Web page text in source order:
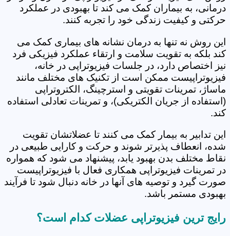
درمانی، به بیماران کمک می کند تا بهبودی در عملکرد
حرکتی و کیفیت زندگی خود را تجربه کنند.
این روش نه تنها به درمان نشانه های بیماری کمک می
کند بلکه به تقویت سلامت و ارتقاء عملکرد فیزیکی فرد
نیز اختصاص دارد، در جلسات فیزیوتراپی در خانه،
فیزیوتراپیست ممکن است از تکنیک های مختلف مانند
ماساژ، تمرینات تقویتی و استرچینگ، الکتروتراپی
(استفاده از جریان الکتریکی)، و تمرینات تعادلی استفاده
کند.
این تدابیر به بیمار کمک می کنند تا عضلاتشان تقویت
شده، انعطاف پذیرتر شوند و حرکت و کارایی طبیعی در
نقاط مختلف بدن بهبود یابد، پیشنهاد می شود که همواره
در تمرینات فیزیوتراپی همکاری فعال با فیزیوتراپیست
صورت گیرد و توصیه های آنها در خانه دنبال شود تا فرآیند
بهبودی مستمر باشد.
رایج ترین فیزیوتراپی عضلات کدام است؟